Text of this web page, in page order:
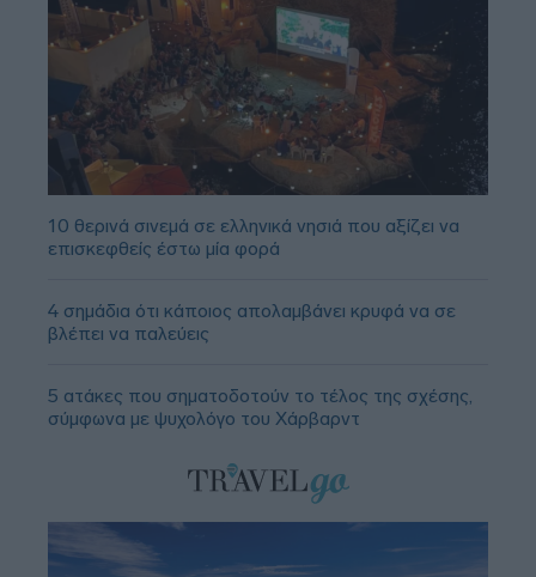
10 θερινά σινεμά σε ελληνικά νησιά που αξίζει να
επισκεφθείς έστω μία φορά
4 σημάδια ότι κάποιος απολαμβάνει κρυφά να σε
βλέπει να παλεύεις
5 ατάκες που σηματοδοτούν το τέλος της σχέσης,
σύμφωνα με ψυχολόγο του Χάρβαρντ